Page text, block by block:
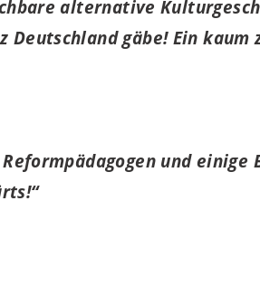
alternative
gäbe! Ein kaum
und einige